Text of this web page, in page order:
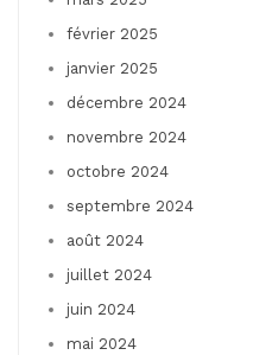
février 2025
janvier 2025
décembre 2024
novembre 2024
octobre 2024
septembre 2024
août 2024
juillet 2024
juin 2024
mai 2024